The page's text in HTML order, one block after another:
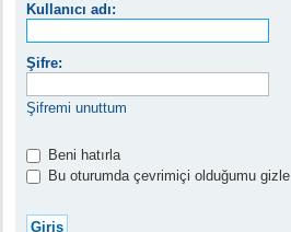
Kullanıcı adı:
Şifre:
Şifremi unuttum
Beni hatırla
Bu oturumda çevrimiçi olduğumu gizle